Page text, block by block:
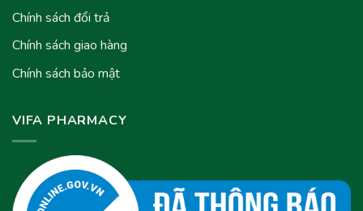
Chính sách đổi trả
Chính sách giao hàng
Chính sách bảo mật
VIFA PHARMACY